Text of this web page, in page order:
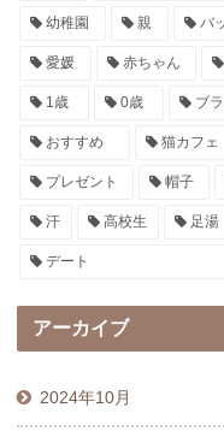
幼稚園 親 バ
愛媛 赤ちゃん
1歳 0歳 ブ
おすすめ 猫カフェ
プレゼント 帽子
汗 高校生 足湯
デート
アーカイブ
2024年10月